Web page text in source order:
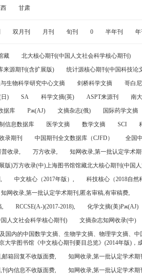
甘肃
双月刊 月刊 旬刊 0 半年刊 年
藏 北大核心期刊(中国人文社会科学核心期刊)
来源期刊(含扩展版) 统计源核心期刊(中国科技论
生物科学研究中心文摘 剑桥科学文摘 哥白
)
SA 科学文摘(英) ASPT来源刊 南
据库 Pж(AJ) 文摘杂志(俄) 国际药学文摘
信息数据库
医学文摘 数学文摘 SCI
录期刊
中国期刊全文数据库（CJFD） 全国
普收录, 万方收录, 知网收录,第一批认定学术
版)万方收录(中)上海图书馆馆藏北大核心期刊(中国
中文核心（2017年版）, 科技核心（2018自然
知网收录,第一批认定学术期刊,匿名审稿,有审稿费,
,
RCCSE(A-)(2017-2018),
化学文摘(美)Pж(AJ)
人文社会科学核心期刊)
文摘杂志知网收录(中)
国内的中国数学文摘、生物学文摘、物理学文摘、
大学图书馆《中文核心期刊要目总览》(2014年版)，
箱回复不收版面费,
知网收录,第一批认定学术
内信息不收版面费,
知网收录,第一批认定学术